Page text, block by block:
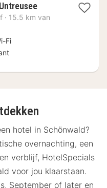
1
nacht
· 15.5 km van
Fi
hotel in Schönwald?
overnachting, een
verblijf, HotelSpecials
voor jou klaarstaan.
September of later en